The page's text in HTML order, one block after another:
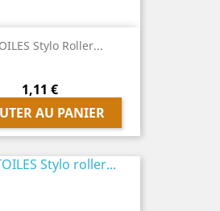
Stylo Roller...
Prix
1,11 €
AU PANIER